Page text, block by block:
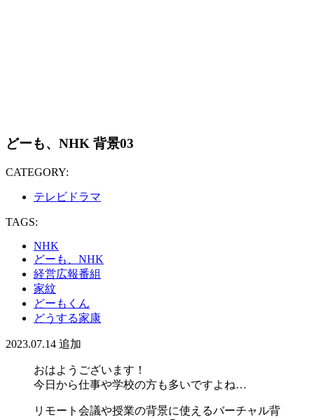
どーも、NHK 背景03
CATEGORY:
テレビドラマ
TAGS:
NHK
どーも、NHK
経営広報番組
家紋
どーもくん
どうする家康
2023.07.14 追加
おはようございます！
今日から仕事や学校の方も多いですよね…
リモート会議や授業の背景に使えるバーチャル背